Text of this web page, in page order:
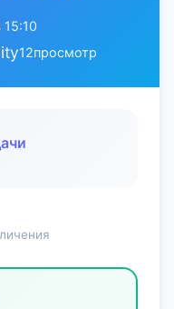
12просмотр